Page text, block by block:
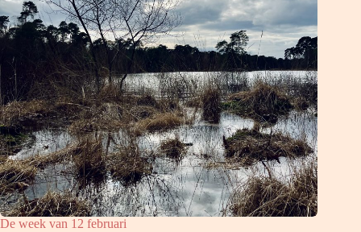
De week van 12 februari